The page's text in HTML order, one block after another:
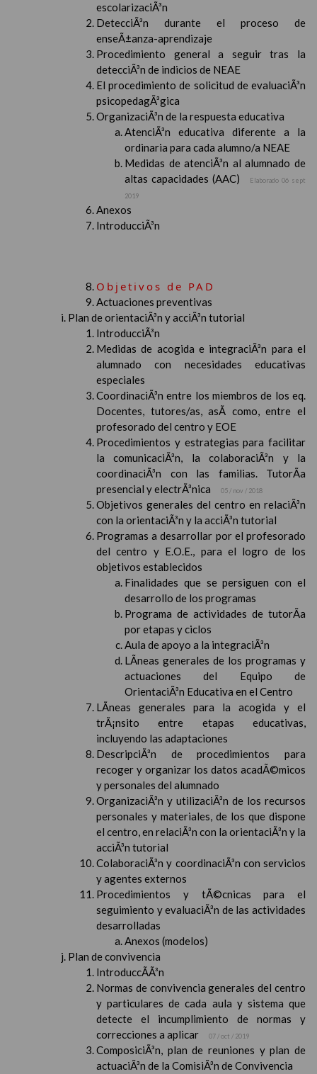
escolarizaciÃ³n
DetecciÃ³n durante el proceso de
enseÃ±anza-aprendizaje
Procedimiento general a seguir tras la
detecciÃ³n de indicios de NEAE
El procedimiento de solicitud de evaluaciÃ³n
psicopedagÃ³gica
OrganizaciÃ³n de la respuesta educativa
AtenciÃ³n educativa diferente a la
ordinaria para cada alumno/a NEAE
Medidas de atenciÃ³n al alumnado de
altas capacidades (AAC)
Elaborado 06 sept
2019
Anexos
IntroducciÃ³n
Objetivos de PAD
Actuaciones preventivas
Plan de orientaciÃ³n y acciÃ³n tutorial
IntroducciÃ³n
Medidas de acogida e integraciÃ³n para el
alumnado con necesidades educativas
especiales
CoordinaciÃ³n entre los miembros de los eq.
Docentes, tutores/as, asÃ­ como, entre el
profesorado del centro y EOE
Procedimientos y estrategias para facilitar
la comunicaciÃ³n, la colaboraciÃ³n y la
coordinaciÃ³n con las familias. TutorÃ­a
presencial y electrÃ³nica
05 / nov / 2018
Objetivos generales del centro en relaciÃ³n
con la orientaciÃ³n y la acciÃ³n tutorial
Programas a desarrollar por el profesorado
del centro y E.O.E., para el logro de los
objetivos establecidos
Finalidades que se persiguen con el
desarrollo de los programas
Programa de actividades de tutorÃ­a
por etapas y ciclos
Aula de apoyo a la integraciÃ³n
LÃ­neas generales de los programas y
actuaciones del Equipo de
OrientaciÃ³n Educativa en el Centro
LÃ­neas generales para la acogida y el
trÃ¡nsito entre etapas educativas,
incluyendo las adaptaciones
DescripciÃ³n de procedimientos para
recoger y organizar los datos acadÃ©micos
y personales del alumnado
OrganizaciÃ³n y utilizaciÃ³n de los recursos
personales y materiales, de los que dispone
el centro, en relaciÃ³n con la orientaciÃ³n y la
acciÃ³n tutorial
ColaboraciÃ³n y coordinaciÃ³n con servicios
y agentes externos
Procedimientos y tÃ©cnicas para el
seguimiento y evaluaciÃ³n de las actividades
desarrolladas
Anexos (modelos)
Plan de convivencia
IntroduccÃ­Ã³n
Normas de convivencia generales del centro
y particulares de cada aula y sistema que
detecte el incumplimiento de normas y
correcciones a aplicar
07 / oct / 2019
ComposiciÃ³n, plan de reuniones y plan de
actuaciÃ³n de la ComisiÃ³n de Convivencia